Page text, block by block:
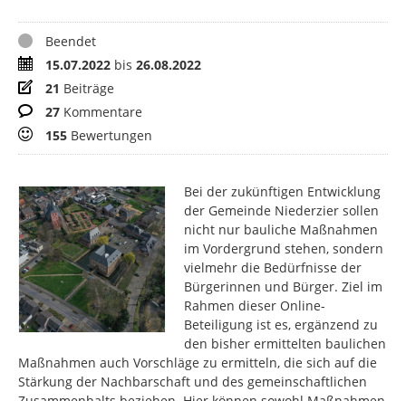
StatusBeendet
Zeitraum15.07.2022 bis 26.08.2022
Beiträge
21 Beiträge
Kommentare
27 Kommentare
Bewertungen
155 Bewertungen
Bei der zukünftigen Entwicklung
der Gemeinde Niederzier sollen
nicht nur bauliche Maßnahmen
im Vordergrund stehen, sondern
vielmehr die Bedürfnisse der
Bürgerinnen und Bürger. Ziel im
Rahmen dieser Online-
Beteiligung ist es, ergänzend zu
den bisher ermittelten baulichen
Maßnahmen auch Vorschläge zu ermitteln, die sich auf die
Stärkung der Nachbarschaft und des gemeinschaftlichen